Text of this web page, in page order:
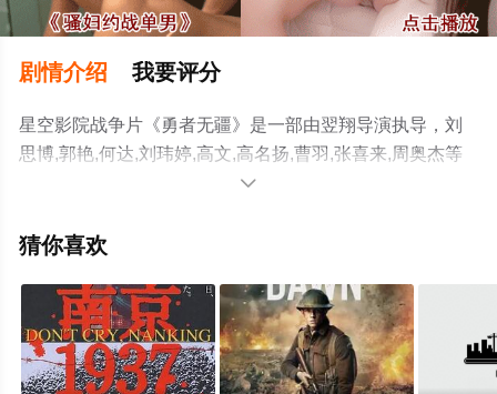
剧情介绍 我要评分
星空影院战争片《勇者无疆》是一部由翌翔导演执导，刘
思博,郭艳,何达,刘玮婷,高文,高名扬,曹羽,张喜来,周奥杰等
明星精彩演绎的大陆电影，手机免费观看高清无删减完整
电影、电视猫或剧情网等平台了解。

猜你喜欢